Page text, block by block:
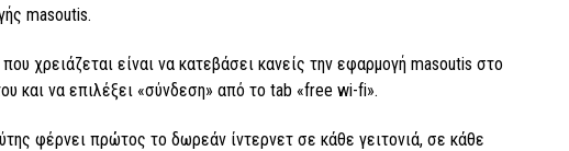
masoutis.
χρειάζεται είναι να κατεβάσει κανείς την εφαρμογή masoutis στο
και να επιλέξει «σύνδεση» από το tab «free wi-fi».
φέρνει πρώτος το δωρεάν ίντερνετ σε κάθε γειτονιά, σε κάθε